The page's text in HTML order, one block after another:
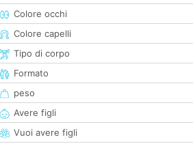
Colore occhi
Colore capelli
Tipo di corpo
Formato
peso
Avere figli
Vuoi avere figli